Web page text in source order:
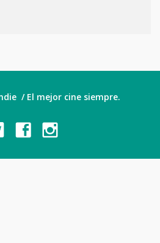
/ El mejor cine siempre.